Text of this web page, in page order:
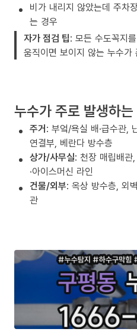
비가 내리지 않았는데 주차
는 경우
자가 점검 팁: 모든 수도꼭지
움직이면 보이지 않는 누수가
누수가 주로 발생하는
주거: 부엌/욕실 배·급수관,
연결부, 베란다 방수층
상가/사무실: 천장 매립배관
·아이스머신 라인
건물/외부: 옥상 방수층, 외
관